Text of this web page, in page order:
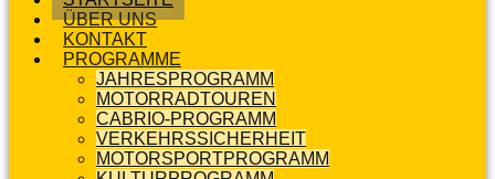
ÜBER UNS
KONTAKT
PROGRAMME
JAHRESPROGRAMM
MOTORRADTOUREN
CABRIO-PROGRAMM
VERKEHRSSICHERHEIT
MOTORSPORTPROGRAMM